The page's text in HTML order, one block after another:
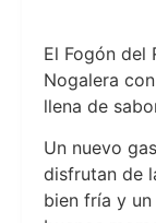
El Fogón del
Nogalera
llena de
Un nuevo
disfrutan de
bien fría y